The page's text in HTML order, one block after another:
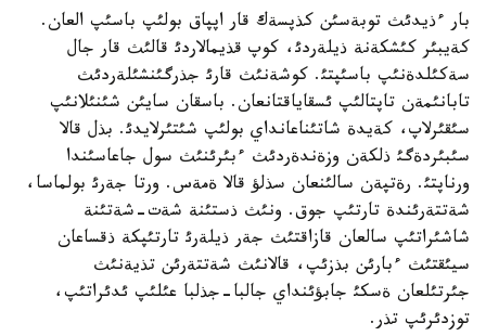
بار ءذيدئث توبةسئن كذپسةك قار اپپاق بولئپ باسئپ العان.
كةيبئر كئشكةنة ذيلةردئ، كوپ قذيمالاردئ قالئث قار جال
سةكئلدةنئپ باسئپتئ. كوشةنئث قارئ جذرگئنشئلةردئث
تابانئمةن تاپتالئپ ئسقاياقتانعان. باسقان سايئن شئنئلانئپ
سئقئرلاپ، كةيدة شاتئناعانداي بولئپ شئتئرلايدئ. بذل قالا
سئبئردةگئ ذلكةن وزةندةردئث ءبئرئنئث سول جاعاسئندا
ورناپتئ. رةتپةن سالئنعان سذلؤ قالا ةمةس. ورتا جةرئ بولماسا،
شةتتةرئندة تارتئپ جوق. ونئث ذستئنة شةت-شةتئنة
شاشئراتئپ سالعان قازاقتئث جةر ذيلةرئ تارتئپكة ذقساعان
سيئقتئث ءبارئن بذزئپ، قالانئث شةتتةرئن تذيةنئث
جئرتئلعان ةسكئ جابؤئنداي جالبا-جذلبا عئلئپ ئدئراتئپ،
توزدئرئپ تذر.